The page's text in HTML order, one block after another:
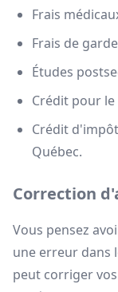
Frais
Frais de
Études
Crédit pour
Crédit
Québec.
Correction
Vous pensez
une erreur dans
peut corriger